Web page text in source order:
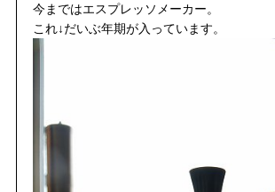
今まではエスプレッソメーカー。
これ↓だいぶ年期が入っています。